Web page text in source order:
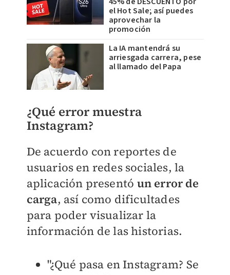
el Hot Sale; así puedes
aprovechar la
promoción
La IA mantendrá su
arriesgada carrera, pese
al llamado del Papa
¿Qué error muestra
Instagram?
De acuerdo con reportes de
usuarios en redes sociales, la
aplicación presentó un error de
carga, así como dificultades
para poder visualizar la
información de las historias.
"¿Qué pasa en Instagram? Se